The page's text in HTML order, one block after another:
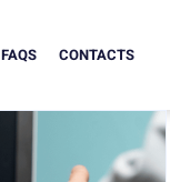
FAQS CONTACTS